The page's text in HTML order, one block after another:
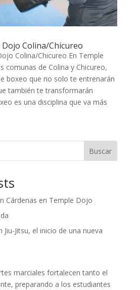
Colina/Chicureo
Colina/Chicureo En Temple
comunas de Colina y Chicureo,
boxeo que no solo te entrenarán
también te transformarán
es una disciplina que va más
Buscar
Cárdenas en Temple Dojo
Jitsu, el inicio de una nueva
marciales fortalecen tanto el
preparando a los estudiantes